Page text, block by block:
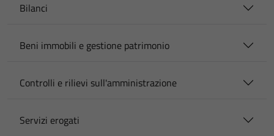
Bilanci
Beni immobili e gestione patrimonio
Controlli e rilievi sull'amministrazione
Servizi erogati